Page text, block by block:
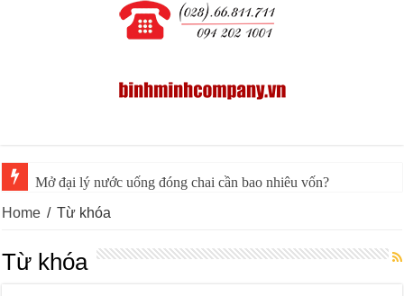
Mở đại lý nước uống đóng chai cần bao nhiêu vốn?
Home / Từ khóa
Từ khóa